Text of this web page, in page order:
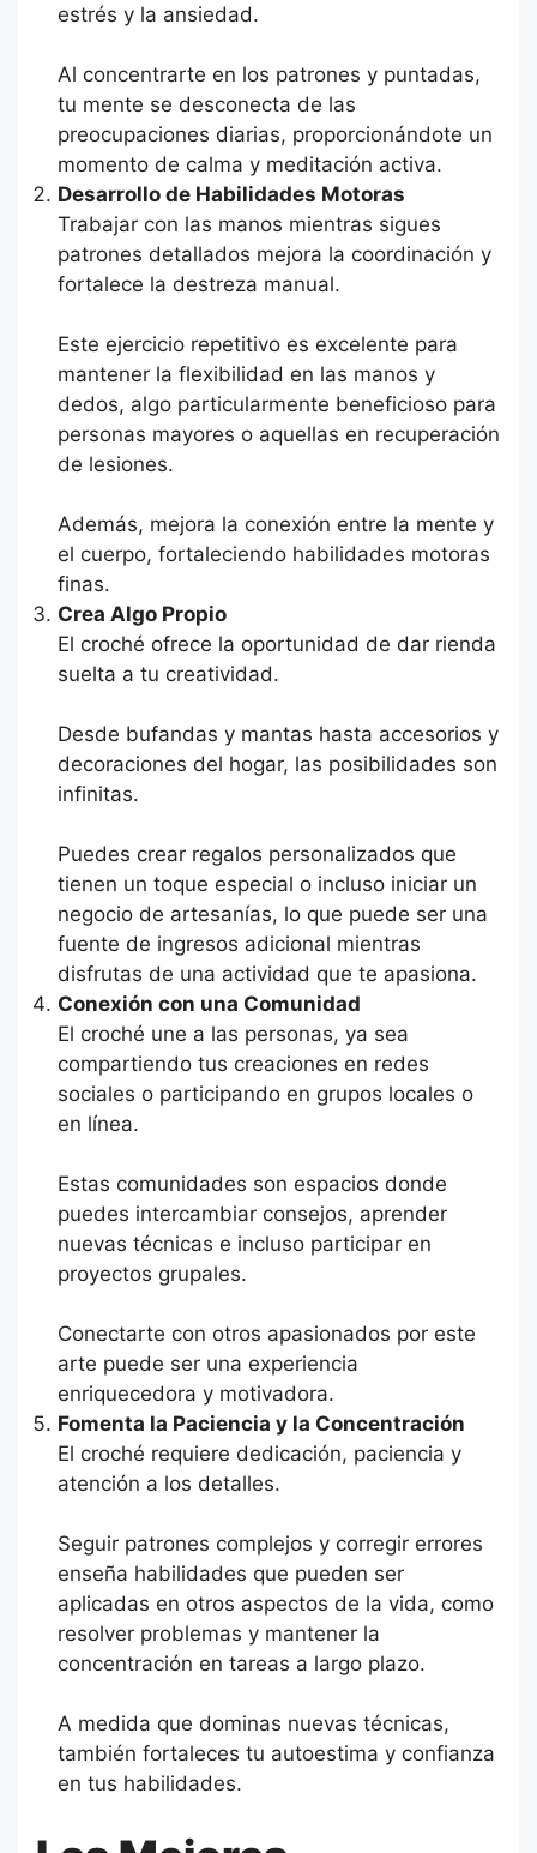
estrés y la ansiedad.
Al concentrarte en los patrones y puntadas,
tu mente se desconecta de las
preocupaciones diarias, proporcionándote un
momento de calma y meditación activa.
Desarrollo de Habilidades Motoras
Trabajar con las manos mientras sigues
patrones detallados mejora la coordinación y
fortalece la destreza manual.
Este ejercicio repetitivo es excelente para
mantener la flexibilidad en las manos y
dedos, algo particularmente beneficioso para
personas mayores o aquellas en recuperación
de lesiones.
Además, mejora la conexión entre la mente y
el cuerpo, fortaleciendo habilidades motoras
finas.
Crea Algo Propio
El croché ofrece la oportunidad de dar rienda
suelta a tu creatividad.
Desde bufandas y mantas hasta accesorios y
decoraciones del hogar, las posibilidades son
infinitas.
Puedes crear regalos personalizados que
tienen un toque especial o incluso iniciar un
negocio de artesanías, lo que puede ser una
fuente de ingresos adicional mientras
disfrutas de una actividad que te apasiona.
Conexión con una Comunidad
El croché une a las personas, ya sea
compartiendo tus creaciones en redes
sociales o participando en grupos locales o
en línea.
Estas comunidades son espacios donde
puedes intercambiar consejos, aprender
nuevas técnicas e incluso participar en
proyectos grupales.
Conectarte con otros apasionados por este
arte puede ser una experiencia
enriquecedora y motivadora.
Fomenta la Paciencia y la Concentración
El croché requiere dedicación, paciencia y
atención a los detalles.
Seguir patrones complejos y corregir errores
enseña habilidades que pueden ser
aplicadas en otros aspectos de la vida, como
resolver problemas y mantener la
concentración en tareas a largo plazo.
A medida que dominas nuevas técnicas,
también fortaleces tu autoestima y confianza
en tus habilidades.